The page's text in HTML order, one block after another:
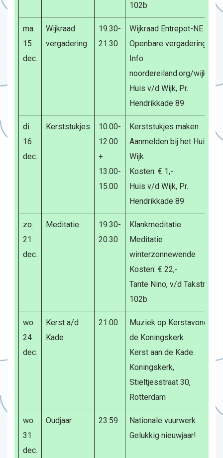
102b
ma.
15
dec.
Wijkraad
vergadering
19.30-
21.30
Wijkraad Entrepot-NE
Openbare vergadering
Info:
noordereiland.org/wijkraad
Huis v/d Wijk, Pr.
Hendrikkade 89
di.
16
dec.
Kerststukjes
10.00-
12.00
+
13.00-
15.00
Kerststukjes maken
Aanmelden bij het Huis vd
Wijk
Kosten: € 1,-
Huis v/d Wijk, Pr.
Hendrikkade 89
zo.
21
dec.
Meditatie
19.30-
20.30
Klankmeditatie
Meditatie
winterzonnewende
Kosten: € 22,-
Tante Nino, v/d Takstraat
102b
wo.
24
dec.
Kerst a/d
Kade
21.00
Muziek op Kerstavond, in
de Koningskerk
Kerst aan de Kade.
Koningskerk,
Stieltjesstraat 30,
Rotterdam
wo.
31
dec.
Oudjaar 23.59
Nationale vuurwerk
Gelukkig nieuwjaar!